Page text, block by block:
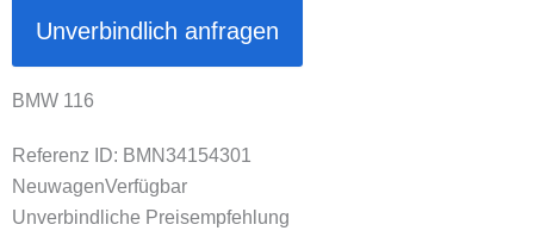
Unverbindlich anfragen
BMW 116
Referenz ID: BMN34154301
NeuwagenVerfügbar
Unverbindliche Preisempfehlung